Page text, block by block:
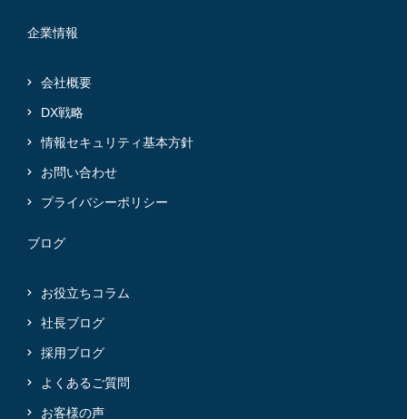
企業情報
会社概要
DX戦略
情報セキュリティ基本方針
お問い合わせ
プライバシーポリシー
ブログ
お役立ちコラム
社長ブログ
採用ブログ
よくあるご質問
お客様の声